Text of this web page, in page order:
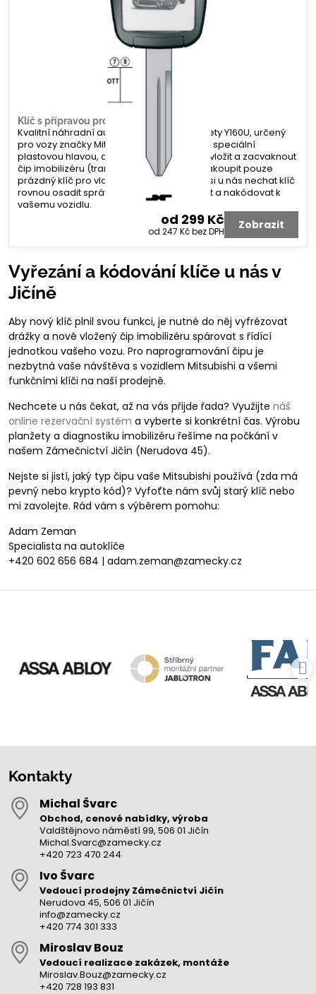
Klíč s přípravou pro čip Mitsubishi Y160U
Kvalitní náhradní autoklíč s profilem planžety Y160U, určený
pro vozy značky Mitsubishi. Klíč je vybaven speciální
plastovou hlavou, do které lze jednoduše vložit a zacvaknout
čip imobilizéru (transpondér). Můžete si zakoupit pouze
prázdný klíč pro vlastní kompletaci, nebo si u nás nechat klíč
rovnou osadit správným čipem, vyfrézovat a nakódovat k
vašemu vozidlu.
od 299 Kč
od 247 Kčbez DPH Zobrazit
Vyřezání a kódování klíče u nás v
Jičíně
Aby nový klíč plnil svou funkci, je nutné do něj vyfrézovat
drážky a nově vložený čip imobilizéru spárovat s řídící
jednotkou vašeho vozu. Pro naprogramování čipu je
nezbytná vaše návštěva s vozidlem Mitsubishi a všemi
funkčními klíči na naší prodejně.
Nechcete u nás čekat, až na vás přijde řada? Využijte náš
online rezervační systém a vyberte si konkrétní čas. Výrobu
planžety a diagnostiku imobilizéru řešíme na počkání v
našem Zámečnictví Jičín (Nerudova 45).
Nejste si jistí, jaký typ čipu vaše Mitsubishi používá (zda má
pevný nebo krypto kód)? Vyfoťte nám svůj starý klíč nebo
mi zavolejte. Rád vám s výběrem pomohu:
Adam Zeman
Specialista na autoklíče
+420 602 656 684 | adam.zeman@zamecky.cz
Kontakty
Michal Švarc
Obchod, cenové nabídky, výroba
Valdštějnovo náměstí 99, 506 01 Jičín
Michal.Svarc@zamecky.cz
+420 723 470 244
Ivo Švarc
Vedoucí prodejny Zámečnictví Jičín
Nerudova 45, 506 01 Jičín
info@zamecky.cz
+420 774 301 333
Miroslav Bouz
Vedoucí realizace zakázek, montáže
Miroslav.Bouz@zamecky.cz
+420 728 193 831